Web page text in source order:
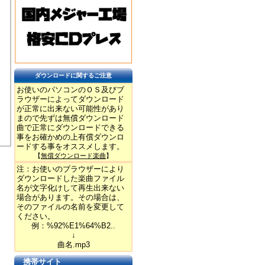
ダウンロードに関するご注意
お使いのパソコンのＯＳ及びブ
ラウザーによってダウンロード
が正常に出来ない可能性があり
まので先ずは無償ダウンロード
曲で正常にダウンロードできる
事をお確かめの上有償ダウンロ
ードする事をオススメします。
【無償ダウンロード楽曲】
注：お使いのブラウザーにより
ダウンロードした楽曲ファイル
名が文字化けして再生出来ない
場合があります。その場合は、
そのファイルの名前を変更して
ください。
例：%92%E1%64%B2..
↓
曲名.mp3
携帯サイト